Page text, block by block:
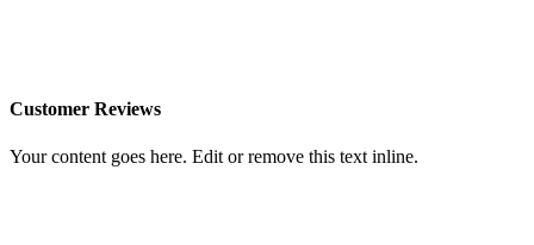
Customer Reviews
Your content goes here. Edit or remove this text inline.